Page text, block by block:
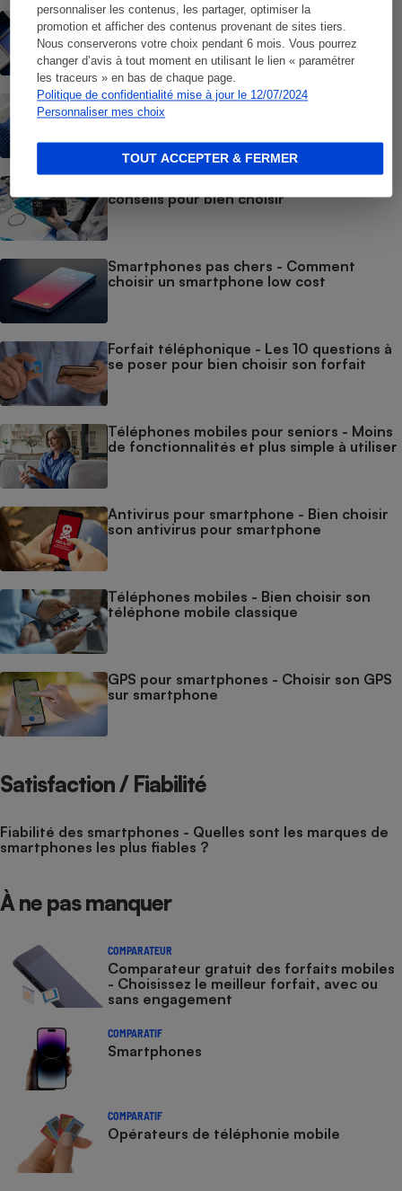
personnaliser les contenus, les partager, optimiser la
promotion et afficher des contenus provenant de sites tiers.
Nous conserverons votre choix pendant 6 mois. Vous pourrez
changer d’avis à tout moment en utilisant le lien « paramétrer
les traceurs » en bas de chaque page.
Politique de confidentialité mise à jour le 12/07/2024
Personnaliser mes choix
TOUT ACCEPTER & FERMER
Smartphones - Comment choisir son
smartphone
Montre connectée - Comment choisir
une montre connectée
conseils pour bien choisir
Smartphones pas chers - Comment
choisir un smartphone low cost
Forfait téléphonique - Les 10 questions à
se poser pour bien choisir son forfait
Téléphones mobiles pour seniors - Moins
de fonctionnalités et plus simple à utiliser
Antivirus pour smartphone - Bien choisir
son antivirus pour smartphone
Téléphones mobiles - Bien choisir son
téléphone mobile classique
GPS pour smartphones - Choisir son GPS
sur smartphone
Satisfaction / Fiabilité
Fiabilité des smartphones - Quelles sont les marques de
smartphones les plus fiables ?
À ne pas manquer
COMPARATEUR
Comparateur gratuit des forfaits mobiles
- Choisissez le meilleur forfait, avec ou
sans engagement
COMPARATIF
Smartphones
COMPARATIF
Opérateurs de téléphonie mobile